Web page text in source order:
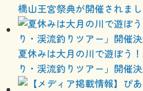
橋山王宮祭典が開催されま
夏休みは大月の川で遊ぼう
り・渓流釣りツアー」開催決